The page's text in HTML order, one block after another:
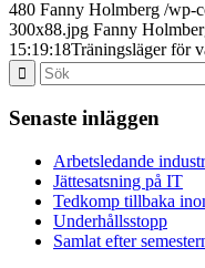
480 Fanny Holmberg /wp-
300x88.jpg Fanny
15:19:18Träningsläger för
Senaste inläggen
Arbetsledande
Jättesatsning på IT
Tedkomp tillbaka
Underhållsstopp
Samlat efter